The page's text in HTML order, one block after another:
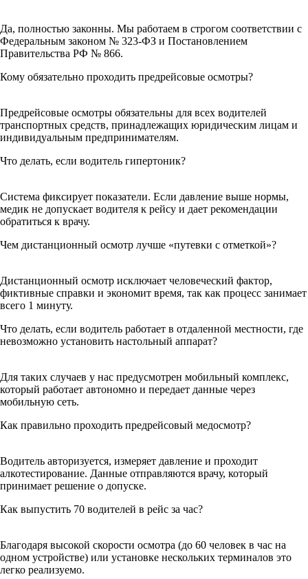
Да, полностью законны. Мы работаем в строгом соответствии с
Федеральным законом № 323-ФЗ и Постановлением
Правительства РФ № 866.
Кому обязательно проходить предрейсовые осмотры?
Предрейсовые осмотры обязательны для всех водителей
транспортных средств, принадлежащих юридическим лицам и
индивидуальным предпринимателям.
Что делать, если водитель гипертоник?
Система фиксирует показатели. Если давление выше нормы,
медик не допускает водителя к рейсу и дает рекомендации
обратиться к врачу.
Чем дистанционный осмотр лучше «путевки с отметкой»?
Дистанционный осмотр исключает человеческий фактор,
фиктивные справки и экономит время, так как процесс занимает
всего 1 минуту.
Что делать, если водитель работает в отдаленной местности, где
невозможно установить настольный аппарат?
Для таких случаев у нас предусмотрен мобильный комплекс,
который работает автономно и передает данные через
мобильную сеть.
Как правильно проходить предрейсовый медосмотр?
Водитель авторизуется, измеряет давление и проходит
алкотестирование. Данные отправляются врачу, который
принимает решение о допуске.
Как выпустить 70 водителей в рейс за час?
Благодаря высокой скорости осмотра (до 60 человек в час на
одном устройстве) или установке нескольких терминалов это
легко реализуемо.